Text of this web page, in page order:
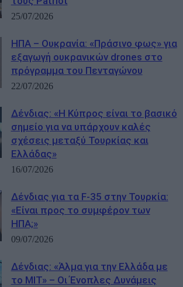
25/07/2026
ΗΠΑ – Ουκρανία: «Πράσινο φως» για
εξαγωγή ουκρανικών drones στο
πρόγραμμα του Πενταγώνου
22/07/2026
Δένδιας: «Η Κύπρος είναι το βασικό
σημείο για να υπάρχουν καλές
σχέσεις μεταξύ Τουρκίας και
Ελλάδας»
16/07/2026
Δένδιας για τα F-35 στην Τουρκία:
«Είναι προς το συμφέρον των
ΗΠΑ;»
09/07/2026
Δένδιας: «Άλμα για την Ελλάδα με
το MIT» – Οι Ένοπλες Δυνάμεις